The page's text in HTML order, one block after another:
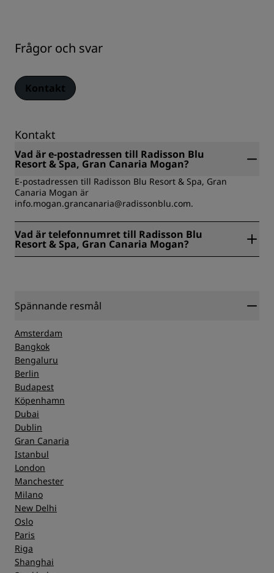
Frågor och svar
Kontakt
Kontakt
Vad är e-postadressen till Radisson Blu
Resort & Spa, Gran Canaria Mogan?
E-postadressen till Radisson Blu Resort & Spa, Gran
Canaria Mogan är
info.mogan.grancanaria@radissonblu.com.
Vad är telefonnumret till Radisson Blu
Resort & Spa, Gran Canaria Mogan?
Spännande resmål
Amsterdam
Bangkok
Bengaluru
Berlin
Budapest
Köpenhamn
Dubai
Dublin
Gran Canaria
Istanbul
London
Manchester
Milano
New Delhi
Oslo
Paris
Riga
Shanghai